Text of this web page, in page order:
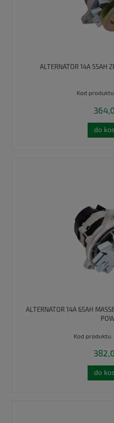
ALTERNATOR 14A 55AH
Kod
do
ALTERNATOR 14A 65AH
Kod produktu:
do